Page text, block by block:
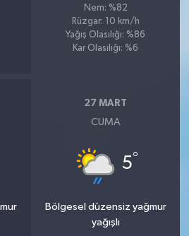
Nem: %82
Rüzgar: 10 km/h
Yağış Olasılığı: %86
Kar Olasılığı: %6
27 MART
CUMA
5°
Bölgesel düzensiz yağmur
yağışlı